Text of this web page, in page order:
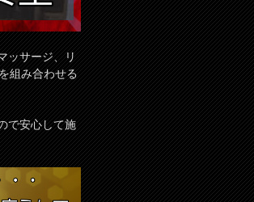
ッサージ、リ
組み合わせる
で安心して施